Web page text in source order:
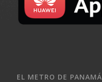
EL METRO DE PANAMÁ